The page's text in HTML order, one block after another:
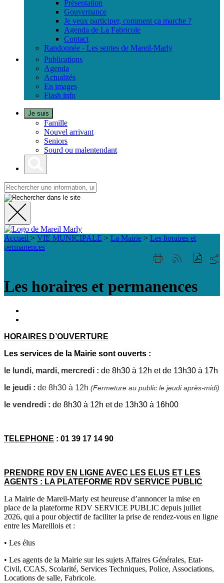
Présentation
Gouvernance
Je veux participer, comment ça marche ?
Agenda de La Fabricole
Contact
Randonnée - Les sentes de Mareil-Marly
Publications
Agenda
Actualités
En images
Flash info
Je suis
Famille
Nouvel arrivant
Seniors
Sourd ou malentendant
Fermer
la
recherche
Accueil > VIE MUNICIPALE > La Mairie > Les horaires et
permanences
ImprimerGénérer
RSS
sur
Les horaires et permanences
HORAIRES D’OUVERTURE
Les services de la Mairie sont ouverts :
le lundi, mardi, mercredi : de 8h30 à 12h et de 13h30 à 17h
le jeudi : de 8h30 à 12h (Fermeture au public le jeudi après-midi)
le vendredi : de 8h30 à 12h et de 13h30 à 16h00
TELEPHONE : 01 39 17 14 90
PRENDRE RDV EN LIGNE AVEC LES ELUS ET LES
AGENTS : LA PLATEFORME RDV SERVICE PUBLIC
La Mairie de Mareil-Marly est heureuse d’annoncer la mise en
place de la plateforme RDV SERVICE PUBLIC depuis juillet
2026, qui a pour objectif de faciliter la prise de rendez-vous en ligne
entre les Mareillois et :
• Les élus
• Les agents de la Mairie sur les sujets Affaires Générales, Etat-
Civil, CCAS, Scolarité, Services Techniques, Police, Associations,
Locations de salle, Fabricole.